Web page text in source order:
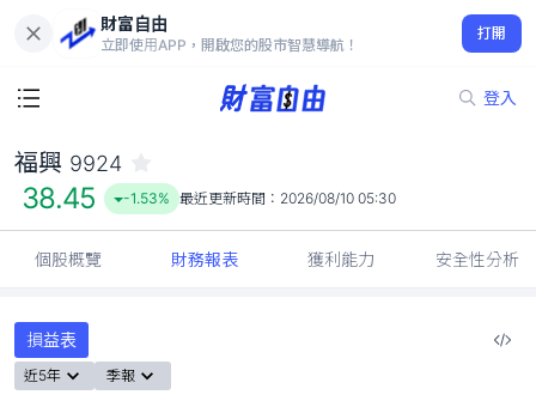
財富自由
立即使用APP，開啟您的股市智慧導航！
打開
登入
38.45
-1.53%
福興 9924
38.45 -1.53% 最近更新時間： 2026/08/10 05:30
個股概覽 財務報表 獲利能力 安全性分析
損益表
近5年 季報